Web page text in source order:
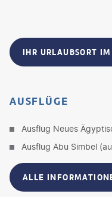
IHR URLAUBSORT
AUSFLÜGE
Ausflug Neues
Ausflug Abu Simbel
ALLE